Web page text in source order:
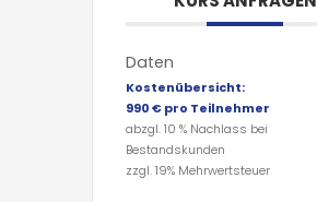
Daten
Kostenübersicht:
990 € pro Teilnehmer
abzgl. 10 % Nachlass bei
Bestandskunden
zzgl. 19% Mehrwertsteuer